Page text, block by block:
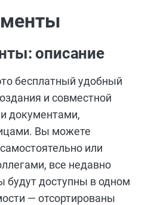
описание
бесплатный удобный
и совместной
документами,
Вы можете
или
все недавно
будут доступны в одном
— отсортированы